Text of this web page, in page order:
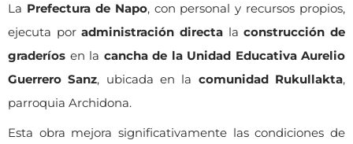
La Prefectura de Napo, con personal y recursos propios,
ejecuta poradministración directa laconstrucción de
graderíos en la cancha de la Unidad Educativa Aurelio
Guerrero Sanz, ubicada en la comunidad Rukullakta,
parroquia Archidona.
Esta obra mejora significativamente las condiciones de